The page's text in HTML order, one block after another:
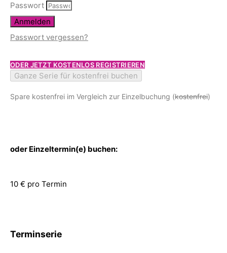
Passwort
Anmelden
Passwort vergessen?
ODER JETZT KOSTENLOS REGISTRIEREN
Ganze Serie für kostenfrei buchen
Spare kostenfrei im Vergleich zur Einzelbuchung (kostenfrei)
oder Einzeltermin(e) buchen:
10 € pro Termin
Terminserie